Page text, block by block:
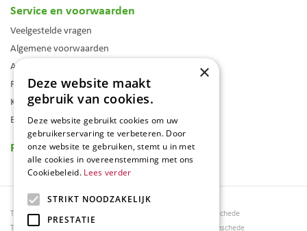
Service en voorwaarden
Veelgestelde vragen
Algemene voorwaarden
Assortiment
Folder
Klantenkaart
Blog
Reviews
Tuincentrum Borghuis
Tuinmeubels
Tuinmeubels Enschede
Tuinmeubelen Enschede
×
Deze website maakt
gebruik van cookies.
Deze website gebruikt cookies om uw
gebruikerservaring te verbeteren. Door
onze website te gebruiken, stemt u in met
alle cookies in overeenstemming met ons
Cookiebeleid. Lees verder
STRIKT NOODZAKELIJK
PRESTATIE